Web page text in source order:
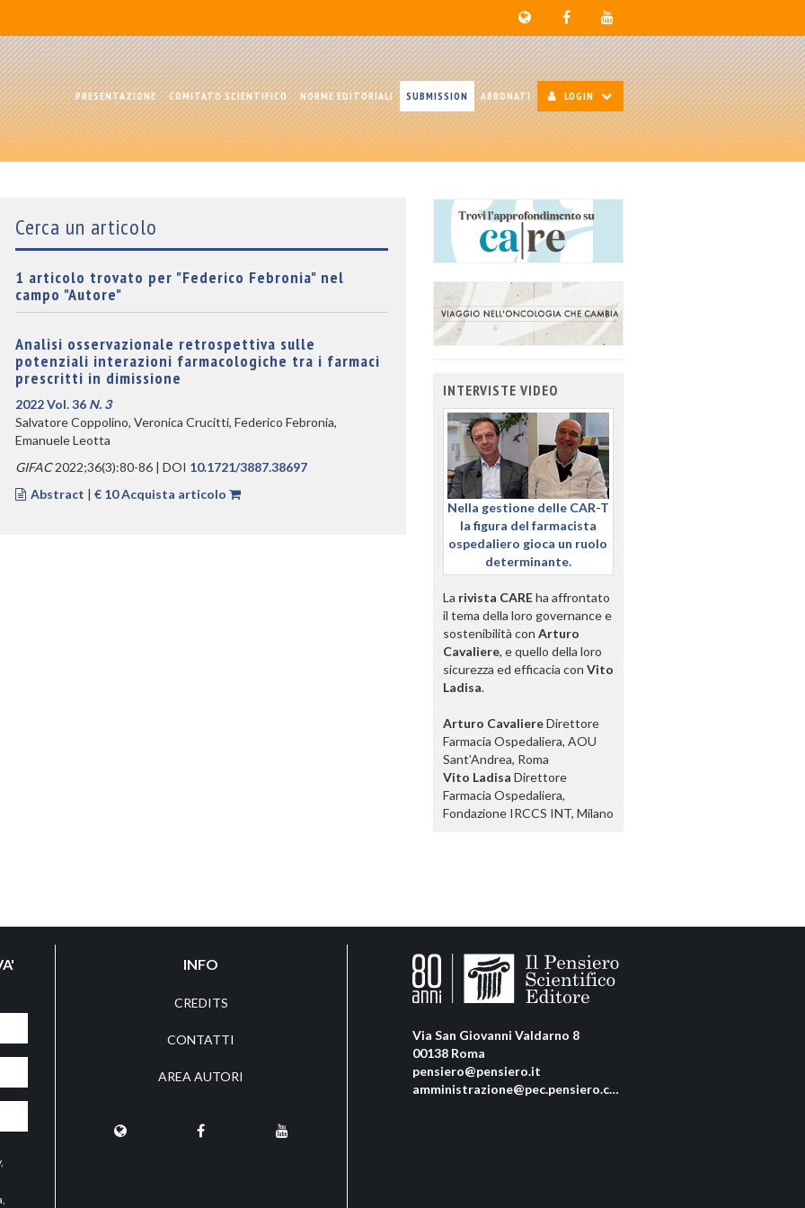
PRESENTAZIONE COMITATO SCIENTIFICO NORME EDITORIALI SUBMISSION ABBONATI LOGIN
Cerca un articolo
1 articolo trovato per "Federico Febronia" nel
campo "Autore"
Analisi osservazionale retrospettiva sulle
potenziali interazioni farmacologiche tra i farmaci
prescritti in dimissione
2022 Vol. 36 N. 3
Salvatore Coppolino, Veronica Crucitti, Federico Febronia,
Emanuele Leotta
GIFAC2022;36(3):80-86 | DOI 10.1721/3887.38697
Abstract | € 10 Acquista articolo
INTERVISTE VIDEO
Nella gestione delle CAR-T
la figura del farmacista
ospedaliero gioca un ruolo
determinante.
La rivista CAREha affrontato
il tema della loro governance e
sostenibilità con Arturo
Cavaliere, e quello della loro
sicurezza ed efficacia con Vito
Ladisa.
Arturo CavaliereDirettore
Farmacia Ospedaliera, AOU
Sant’Andrea, Roma
Vito Ladisa Direttore
Farmacia Ospedaliera,
Fondazione IRCCS INT, Milano
,
INFO
CREDITS
CONTATTI
AREA AUTORI
Via San Giovanni Valdarno 8
00138 Roma
pensiero@pensiero.it
amministrazione@pec.pensiero.com